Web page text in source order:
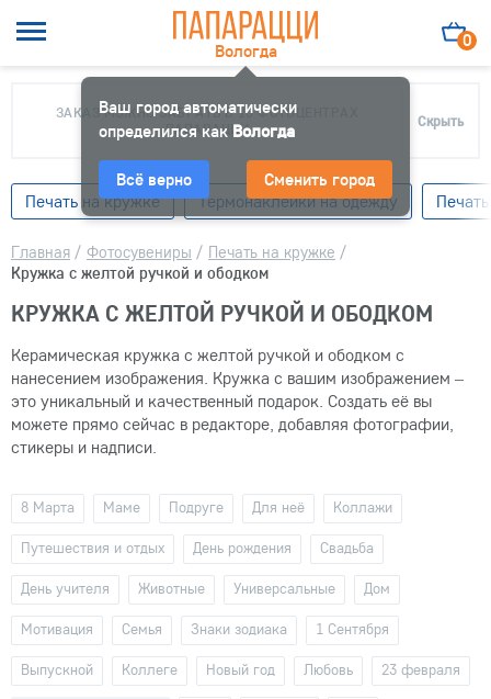
Вологда
Ваш город автоматически
определился как Вологда
Всё верно Сменить город
0
ЗАКАЗ МОЖНО ЗАБРАТЬ В 10 ФОТОЦЕНТРАХ
ПАПАРАЦЦИ
Скрыть
Печать на кружке Термонаклейки на одежду
Главная / Фотосувениры / Печать на кружке /
Кружка с желтой ручкой и ободком
КРУЖКА С ЖЕЛТОЙ РУЧКОЙ И ОБОДКОМ
Керамическая кружка с желтой ручкой и ободком с
нанесением изображения. Кружка с вашим изображением –
это уникальный и качественный подарок. Создать её вы
можете прямо сейчас в редакторе, добавляя фотографии,
стикеры и надписи.
8 Марта Маме Подруге Для неё Коллажи
Путешествия и отдых День рождения Свадьба
День учителя Животные Универсальные Дом
Мотивация Семья Знаки зодиака 1 Сентября
Выпускной Коллеге Новый год Любовь 23 февраля